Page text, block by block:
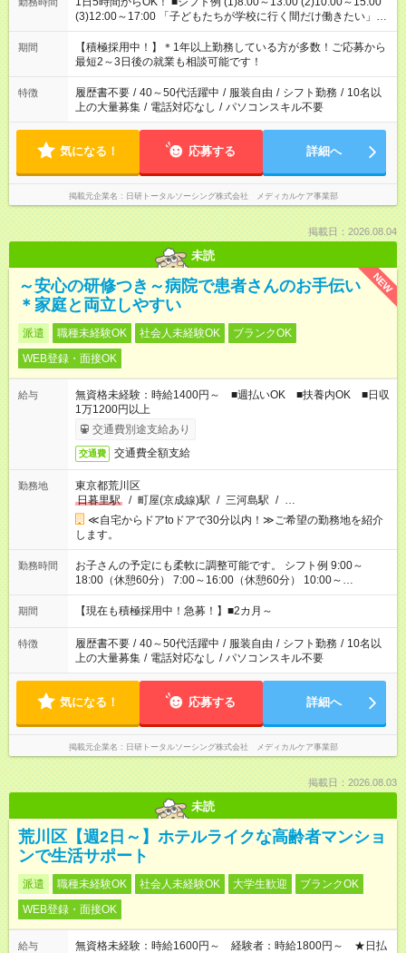
(3)12:00～17:00 「子どもたちが学校に行く間だけ働きたい」
「余裕を持って夕飯の準備がしたい」 「午前中は働いて、午後
はプライベートの時間にしたい」 など、ご希望を教えてくださ
いね。 ※Wワーク希望の方へ 今ご覧のお仕事で希望する勤務時
間と、もう1つのお仕事の勤務時間。 合計で週40時間を超える
場合は応募できません。
期間
【積極採用中！】＊1年以上勤務している方が多数！ご応募から
最短2～3日後の就業も相談可能です！
特徴 履歴書不要 / 40～50代活躍中 / 服装自由 / シフト勤務 / 10名以
上の大量募集 / 電話対応なし / パソコンスキル不要
気になる！ 応募する 詳細へ
掲載元企業名 日研トータルソーシング株式会社 メディカルケア事業部
掲載日：2026.08.04
未読
NEW
～安心の研修つき～病院で患者さんのお手伝い
＊家庭と両立しやすい
派遣 職種未経験OK 社会人未経験OK
ブランクOK
WEB登録・面接OK
給与
無資格未経験：時給1400円～ ■週払いOK ■扶養内OK ■日収
1万1200円以上
交通費別途支給あり
交通費 交通費全額支給
勤務地
東京都荒川区
日暮里駅
/ 町屋(京成線)駅 / 三河島駅 / …
≪自宅からドアtoドアで30分以内！≫ご希望の勤務地を紹介
します。
勤務時間
お子さんの予定にも柔軟に調整可能です。 シフト例 9:00～
18:00（休憩60分） 7:00～16:00（休憩60分） 10:00～
19:00（休憩60分） ※Wワーク希望の方へ 今ご覧のお仕事で希
望する勤務時間と、もう1つのお仕事の勤務時間の合計が 週40
期間 【現在も積極採用中！急募！】■2カ月～
特徴 履歴書不要 / 40～50代活躍中 / 服装自由 / シフト勤務 / 10名以
上の大量募集 / 電話対応なし / パソコンスキル不要
気になる！ 応募する 詳細へ
掲載元企業名 日研トータルソーシング株式会社 メディカルケア事業部
掲載日：2026.08.03
未読
荒川区【週2日～】ホテルライクな高齢者マンショ
ンで生活サポート
派遣 職種未経験OK 社会人未経験OK 大学生歓迎
ブランクOK
WEB登録・面接OK
給与
無資格未経験：時給1600円～ 経験者：時給1800円～ ★日払